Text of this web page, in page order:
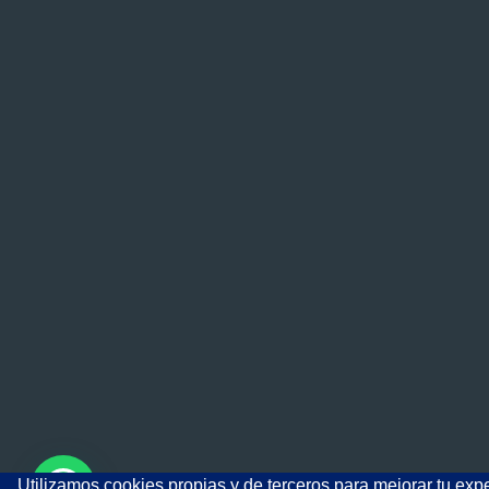
Utilizamos cookies propias y de terceros para mejorar tu